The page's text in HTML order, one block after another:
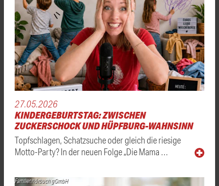
27.05.2026
KINDERGEBURTSTAG: ZWISCHEN
ZUCKERSCHOCK UND HÜPFBURG-WAHNSINN
Topfschlagen, Schatzsuche oder gleich die riesige
Motto-Party? In der neuen Folge „Die Mama …
Familienhörbuch gGmbH